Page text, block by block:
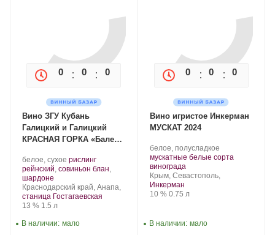
0 0 0
Вино ЗГУ Кубань
Галицкий и Галицкий
КРАСНАЯ ГОРКА «Балет
Производитель:
Галицкий
и
Галицкий.
белое, сухое .
Сорт
рислинг
рейнский совиньон блан
шардоне
Регион:
Краснодарский край, Анапа,
станица Гостагаевская
Крепость
13 %. Объем
1.5 л
В наличии: мало
0 0 0
Вино игристое Инкерман
МУСКАТ 2024
Производитель:
Инкерман.
белое, полусладкое.
Сорт
мускатные белые сорта
винограда.
Регион:
Крым, Севастополь,
Инкерман
Крепость
10 %. Объем
0.75 л
В наличии: мало